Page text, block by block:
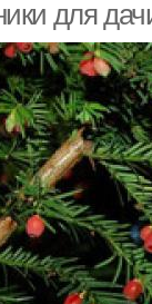
для